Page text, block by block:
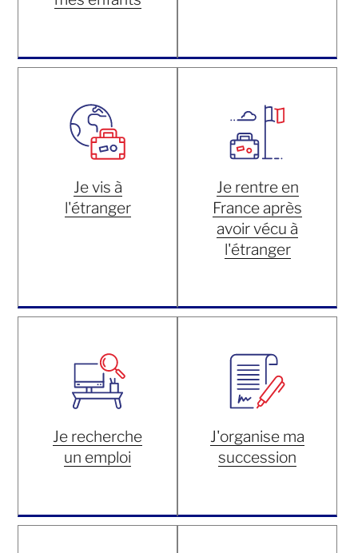
Je vis à
l'étranger
Je rentre en
France après
avoir vécu à
l'étranger
Je recherche
un emploi
J'organise ma
succession